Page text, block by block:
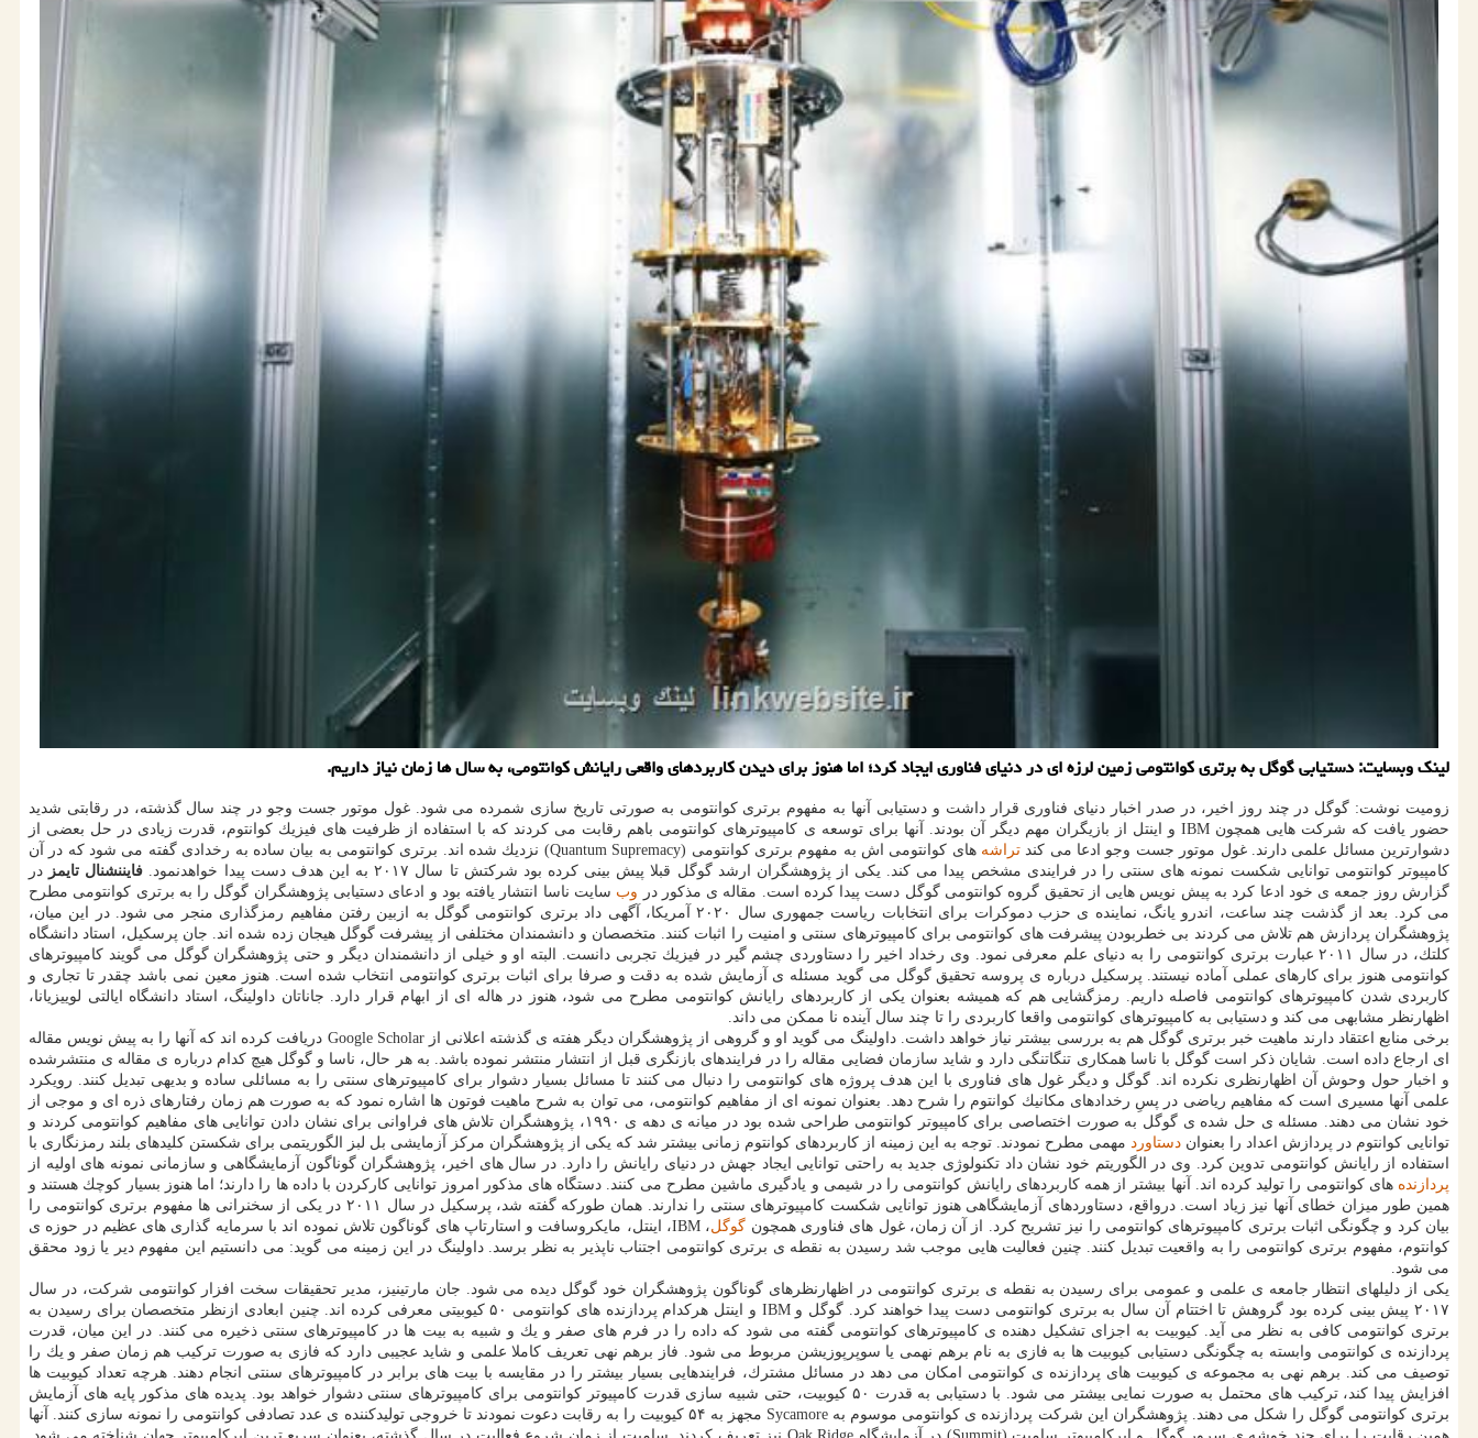
لینك وبسایت: دستیابی گوگل به برتری كوانتومی زمین لرزه ای در دنیای فناوری ایجاد كرد؛ اما هنوز برای دیدن كاربردهای واقعی رایانش كوانتومی، به سال ها زمان نیاز داریم.
زومیت نوشت: گوگل در چند روز اخیر، در صدر اخبار دنیای فناوری قرار داشت و دستیابی آنها به مفهوم برتری كوانتومی به صورتی تاریخ سازی شمرده می شود. غول موتور جست وجو در چند سال گذشته، در رقابتی شدید
حضور یافت كه شركت هایی همچون IBM و اینتل از بازیگران مهم دیگر آن بودند. آنها برای توسعه ی كامپیوترهای كوانتومی باهم رقابت می كردند كه با استفاده از ظرفیت های فیزیك كوانتوم، قدرت زیادی در حل بعضی از
دشوارترین مسائل علمی دارند. غول موتور جست وجو ادعا می كند تراشه
های كوانتومی اش به مفهوم برتری كوانتومی (Quantum Supremacy) نزدیك شده اند. برتری كوانتومی به بیان ساده به رخدادی گفته می شود كه در آن
كامپیوتر كوانتومی توانایی شكست نمونه های سنتی را در فرایندی مشخص پیدا می كند. یكی از پژوهشگران ارشد گوگل قبلا پیش بینی كرده بود شركتش تا سال ۲۰۱۷ به این هدف دست پیدا خواهدنمود.
فایننشنال تایمز در
گزارش روز جمعه ی خود ادعا كرد به پیش نویس هایی از تحقیق گروه كوانتومی گوگل دست پیدا كرده است. مقاله ی مذكور در وب سایت ناسا انتشار یافته بود و ادعای دستیابی پژوهشگران گوگل را به برتری كوانتومی مطرح
می كرد. بعد از گذشت چند ساعت، اندرو یانگ، نماینده ی حزب دموكرات برای انتخابات ریاست جمهوری سال ۲۰۲۰ آمریكا، آگهی داد برتری كوانتومی گوگل به ازبین رفتن مفاهیم رمزگذاری منجر می شود. در این میان،
پژوهشگران پردازش هم تلاش می كردند بی خطربودن پیشرفت های كوانتومی برای كامپیوترهای سنتی و امنیت را اثبات كنند. متخصصان و دانشمندان مختلفی از پیشرفت گوگل هیجان زده شده اند. جان پرسكیل، استاد دانشگاه
كلتك، در سال ۲۰۱۱ عبارت برتری كوانتومی را به دنیای علم معرفی نمود. وی رخداد اخیر را دستاوردی چشم گیر در فیزیك تجربی دانست. البته او و خیلی از دانشمندان دیگر و حتی پژوهشگران گوگل می گویند كامپیوترهای
كوانتومی هنوز برای كارهای عملی آماده نیستند. پرسكیل درباره ی پروسه تحقیق گوگل می گوید مسئله ی آزمایش شده به دقت و صرفا برای اثبات برتری كوانتومی انتخاب شده است. هنوز معین نمی باشد چقدر تا تجاری و
كاربردی شدن كامپیوترهای كوانتومی فاصله داریم. رمزگشایی هم كه همیشه بعنوان یكی از كاربردهای رایانش كوانتومی مطرح می شود، هنوز در هاله ای از ابهام قرار دارد. جاناتان داولینگ، استاد دانشگاه ایالتی لوییزیانا،
اظهارنظر مشابهی می كند و دستیابی به كامپیوترهای كوانتومی واقعا كاربردی را تا چند سال آینده نا ممكن می داند.
برخی منابع اعتقاد دارند ماهیت خبر برتری گوگل هم به بررسی بیشتر نیاز خواهد داشت. داولینگ می گوید او و گروهی از پژوهشگران دیگر هفته ی گذشته اعلانی از Google Scholar دریافت كرده اند كه آنها را به پیش نویس مقاله
ای ارجاع داده است. شایان ذكر است گوگل با ناسا همكاری تنگاتنگی دارد و شاید سازمان فضایی مقاله را در فرایندهای بازنگری قبل از انتشار منتشر نموده باشد. به هر حال، ناسا و گوگل هیچ كدام درباره ی مقاله ی منتشرشده
و اخبار حول وحوش آن اظهارنظری نكرده اند. گوگل و دیگر غول های فناوری با این هدف پروژه های كوانتومی را دنبال می كنند تا مسائل بسیار دشوار برای كامپیوترهای سنتی را به مسائلی ساده و بدیهی تبدیل كنند. رویكرد
علمی آنها مسیری است كه مفاهیم ریاضی در پسِ رخدادهای مكانیك كوانتوم را شرح دهد. بعنوان نمونه ای از مفاهیم كوانتومی، می توان به شرح ماهیت فوتون ها اشاره نمود كه به صورت هم زمان رفتارهای ذره ای و موجی از
خود نشان می دهند. مسئله ی حل شده ی گوگل به صورت اختصاصی برای كامپیوتر كوانتومی طراحی شده بود در میانه ی دهه ی ۱۹۹۰، پژوهشگران تلاش های فراوانی برای نشان دادن توانایی های مفاهیم كوانتومی كردند و
توانایی كوانتوم در پردازش اعداد را بعنوان دستاورد مهمی مطرح نمودند. توجه به این زمینه از كاربردهای كوانتوم زمانی بیشتر شد كه یكی از پژوهشگران مركز آزمایشی بل لبز الگوریتمی برای شكستن كلیدهای بلند رمزنگاری با
استفاده از رایانش كوانتومی تدوین كرد. وی در الگوریتم خود نشان داد تكنولوژی جدید به راحتی توانایی ایجاد جهش در دنیای رایانش را دارد. در سال های اخیر، پژوهشگران گوناگون آزمایشگاهی و سازمانی نمونه های اولیه از
پردازنده های كوانتومی را تولید كرده اند. آنها بیشتر از همه كاربردهای رایانش كوانتومی را در شیمی و یادگیری ماشین مطرح می كنند. دستگاه های مذكور امروز توانایی كاركردن با داده ها را دارند؛ اما هنوز بسیار كوچك هستند و
همین طور میزان خطای آنها نیز زیاد است. درواقع، دستاوردهای آزمایشگاهی هنوز توانایی شكست كامپیوترهای سنتی را ندارند. همان طوركه گفته شد، پرسكیل در سال ۲۰۱۱ در یكی از سخنرانی ها مفهوم برتری كوانتومی را
بیان كرد و چگونگی اثبات برتری كامپیوترهای كوانتومی را نیز تشریح كرد. از آن زمان، غول های فناوری همچون گوگل
، IBM، اینتل، مایكروسافت و استارتاپ های گوناگون تلاش نموده اند با سرمایه گذاری های عظیم در حوزه ی
كوانتوم، مفهوم برتری كوانتومی را به واقعیت تبدیل كنند. چنین فعالیت هایی موجب شد رسیدن به نقطه ی برتری كوانتومی اجتناب ناپذیر به نظر برسد. داولینگ در این زمینه می گوید: می دانستیم این مفهوم دیر یا زود محقق
می شود.
یكی از دلیلهای انتظار جامعه ی علمی و عمومی برای رسیدن به نقطه ی برتری كوانتومی در اظهارنظرهای گوناگون پژوهشگران خود گوگل دیده می شود. جان مارتینیز، مدیر تحقیقات سخت افزار كوانتومی شركت، در سال
۲۰۱۷ پیش بینی كرده بود گروهش تا اختتام آن سال به برتری كوانتومی دست پیدا خواهند كرد. گوگل و IBM و اینتل هركدام پردازنده های كوانتومی ۵۰ كیوبیتی معرفی كرده اند. چنین ابعادی ازنظر متخصصان برای رسیدن به
برتری كوانتومی كافی به نظر می آید. كیوبیت به اجزای تشكیل دهنده ی كامپیوترهای كوانتومی گفته می شود كه داده را در فرم های صفر و یك و شبیه به بیت ها در كامپیوترهای سنتی ذخیره می كنند. در این میان، قدرت
پردازنده ی كوانتومی وابسته به چگونگی دستیابی كیوبیت ها به فازی به نام برهم نهمی یا سوپرپوزیشن مربوط می شود. فاز برهم نهی تعریف كاملا علمی و شاید عجیبی دارد كه فازی به صورت تركیب هم زمان صفر و یك را
توصیف می كند. برهم نهی به مجموعه ی كیوبیت های پردازنده ی كوانتومی امكان می دهد در مسائل مشترك، فرایندهایی بسیار بیشتر را در مقایسه با بیت های برابر در كامپیوترهای سنتی انجام دهند. هرچه تعداد كیوبیت ها
افزایش پیدا كند، تركیب های محتمل به صورت نمایی بیشتر می شود. با دستیابی به قدرت ۵۰ كیوبیت، حتی شبیه سازی قدرت كامپیوتر كوانتومی برای كامپیوترهای سنتی دشوار خواهد بود. پدیده های مذكور پایه های آزمایش
برتری كوانتومی گوگل را شكل می دهند. پژوهشگران این شركت پردازنده ی كوانتومی موسوم به Sycamore مجهز به ۵۴ كیوبیت را به رقابت دعوت نمودند تا خروجی تولیدكننده ی عدد تصادفی كوانتومی را نمونه سازی كنند. آنها